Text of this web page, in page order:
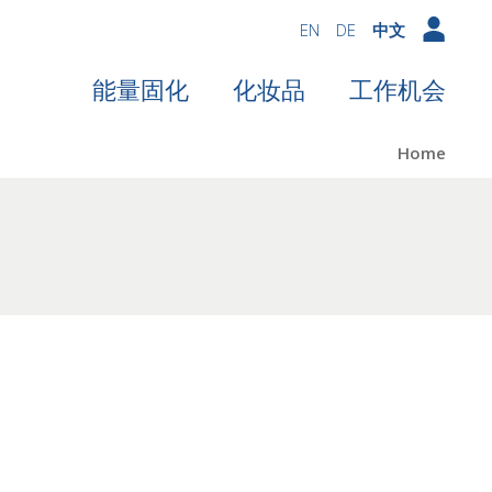
EN DE 中文
能量固化 化妆品 工作机会
Home